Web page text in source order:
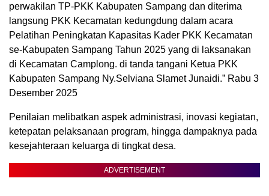
perwakilan TP-PKK Kabupaten Sampang dan diterima
langsung PKK Kecamatan kedungdung dalam acara
Pelatihan Peningkatan Kapasitas Kader PKK Kecamatan
se-Kabupaten Sampang Tahun 2025 yang di laksanakan
di Kecamatan Camplong. di tanda tangani Ketua PKK
Kabupaten Sampang Ny.Selviana Slamet Junaidi.” Rabu 3
Desember 2025
Penilaian melibatkan aspek administrasi, inovasi kegiatan,
ketepatan pelaksanaan program, hingga dampaknya pada
kesejahteraan keluarga di tingkat desa.
ADVERTISEMENT